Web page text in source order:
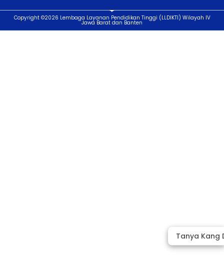
Copyright ©2026 Lembaga Layanan Pendidikan Tinggi (LLDIKTI) Wilayah IV
Jawa Barat dan Banten